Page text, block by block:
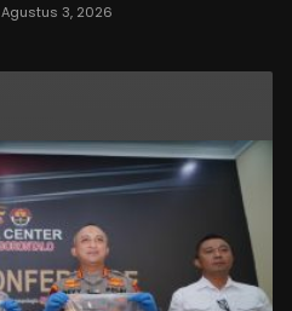
Agustus 3, 2026